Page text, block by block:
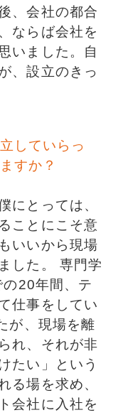
、会社の都合
ならば会社を
いました。自
、設立のきっ
していらっ
すか？
にとっては、
ことにこそ意
いいから現場
した。 専門学
20年間、テ
仕事をしてい
が、現場を離
れ、それが非
たい」という
る場を求め、
会社に入社を